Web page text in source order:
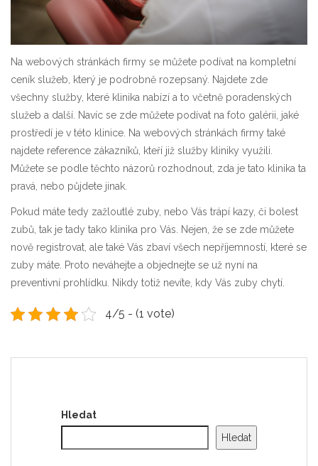
Na webových stránkách firmy se můžete podívat na kompletní
ceník služeb, který je podrobně rozepsaný. Najdete zde
všechny služby, které klinika nabízí a to včetně poradenských
služeb a další. Navíc se zde můžete podívat na foto galérii, jaké
prostředí je v této klinice. Na webových stránkách firmy také
najdete reference zákazníků, kteří již služby kliniky využili.
Můžete se podle těchto názorů rozhodnout, zda je tato klinika ta
pravá, nebo půjdete jinak.
Pokud máte tedy zažloutlé zuby, nebo Vás trápí kazy, či bolest
zubů, tak je tady tako klinika pro Vás. Nejen, že se zde můžete
nově registrovat, ale také Vás zbaví všech nepříjemností, které se
zuby máte. Proto neváhejte a objednejte se už nyní na
preventivní prohlídku. Nikdy totiž nevíte, kdy Vás zuby chytí.
4/5 - (1 vote)
Hledat
Hledat